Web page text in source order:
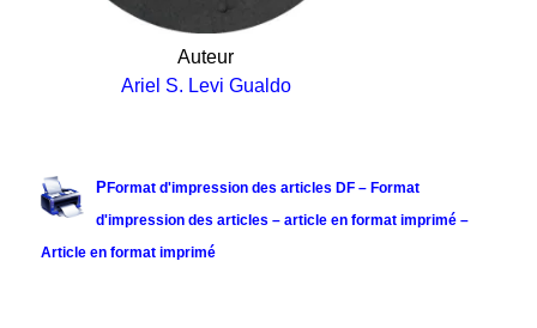
Auteur
Ariel S. Levi Gualdo
PFormat d'impression des articles DF – Format
d'impression des articles – article en format imprimé –
Article en format imprimé